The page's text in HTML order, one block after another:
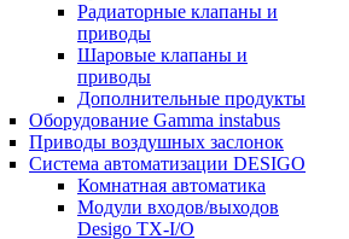
Радиаторные клапаны и
приводы
Шаровые клапаны и
приводы
Дополнительные продукты
Оборудование Gamma instabus
Приводы воздушных заслонок
Система автоматизации DESIGO
Комнатная автоматика
Модули входов/выходов
Desigo TX-I/O